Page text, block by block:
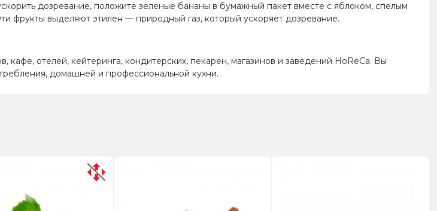
дозревание, положите зеленые бананы в бумажный пакет вместе с яблоком, спелым
фрукты выделяют этилен — природный газ, который ускоряет дозревание.
отелей, кейтеринга, кондитерских, пекарен, магазинов и заведений HoReCa. Вы
домашней и профессиональной кухни.